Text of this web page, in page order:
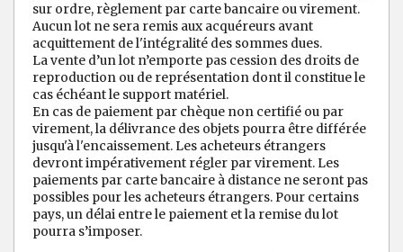
sur ordre, règlement par carte bancaire ou virement.
Aucun lot ne sera remis aux acquéreurs avant
acquittement de l'intégralité des sommes dues.
La vente d’un lot n’emporte pas cession des droits de
reproduction ou de représentation dont il constitue le
cas échéant le support matériel.
En cas de paiement par chèque non certifié ou par
virement, la délivrance des objets pourra être différée
jusqu'à l'encaissement. Les acheteurs étrangers
devront impérativement régler par virement. Les
paiements par carte bancaire à distance ne seront pas
possibles pour les acheteurs étrangers. Pour certains
pays, un délai entre le paiement et la remise du lot
pourra s’imposer.